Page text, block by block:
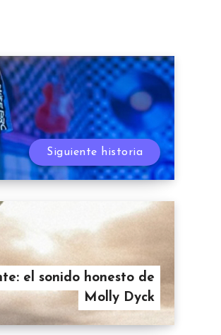
Siguiente historia
el sonido honesto de
Molly Dyck